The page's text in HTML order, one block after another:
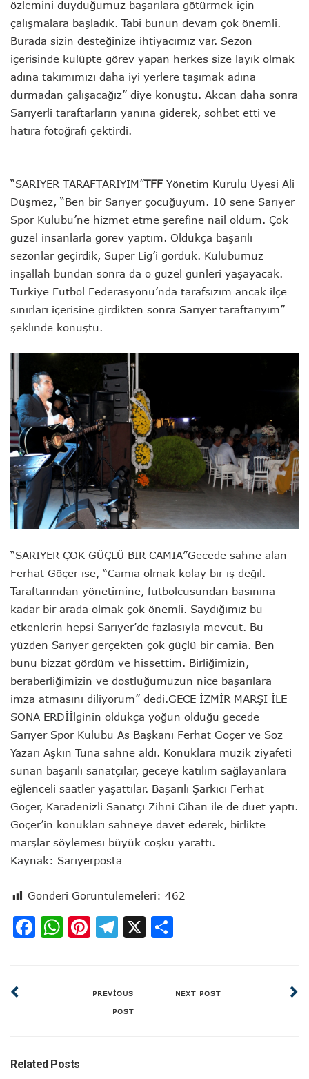
özlemini duyduğumuz başarılara götürmek için
çalışmalara başladık. Tabi bunun devam çok önemli.
Burada sizin desteğinize ihtiyacımız var. Sezon
içerisinde kulüpte görev yapan herkes size layık olmak
adına takımımızı daha iyi yerlere taşımak adına
durmadan çalışacağız” diye konuştu. Akcan daha sonra
Sarıyerli taraftarların yanına giderek, sohbet etti ve
hatıra fotoğrafı çektirdi.
“SARIYER TARAFTARIYIM”TFF Yönetim Kurulu Üyesi Ali
Düşmez, “Ben bir Sarıyer çocuğuyum. 10 sene Sarıyer
Spor Kulübü’ne hizmet etme şerefine nail oldum. Çok
güzel insanlarla görev yaptım. Oldukça başarılı
sezonlar geçirdik, Süper Lig’i gördük. Kulübümüz
inşallah bundan sonra da o güzel günleri yaşayacak.
Türkiye Futbol Federasyonu’nda tarafsızım ancak ilçe
sınırları içerisine girdikten sonra Sarıyer taraftarıyım”
şeklinde konuştu.
“SARIYER ÇOK GÜÇLÜ BİR CAMİA”Gecede sahne alan
Ferhat Göçer ise, “Camia olmak kolay bir iş değil.
Taraftarından yönetimine, futbolcusundan basınına
kadar bir arada olmak çok önemli. Saydığımız bu
etkenlerin hepsi Sarıyer’de fazlasıyla mevcut. Bu
yüzden Sarıyer gerçekten çok güçlü bir camia. Ben
bunu bizzat gördüm ve hissettim. Birliğimizin,
beraberliğimizin ve dostluğumuzun nice başarılara
imza atmasını diliyorum” dedi.GECE İZMİR MARŞI İLE
SONA ERDİİlginin oldukça yoğun olduğu gecede
Sarıyer Spor Kulübü As Başkanı Ferhat Göçer ve Söz
Yazarı Aşkın Tuna sahne aldı. Konuklara müzik ziyafeti
sunan başarılı sanatçılar, geceye katılım sağlayanlara
eğlenceli saatler yaşattılar. Başarılı Şarkıcı Ferhat
Göçer, Karadenizli Sanatçı Zihni Cihan ile de düet yaptı.
Göçer’in konukları sahneye davet ederek, birlikte
marşlar söylemesi büyük coşku yarattı.
Kaynak: Sarıyerposta
Gönderi Görüntülemeleri: 462
Facebook
WhatsApp
Pinterest
Telegram
X
PREVIOUS
POST
NEXT POST
Related Posts